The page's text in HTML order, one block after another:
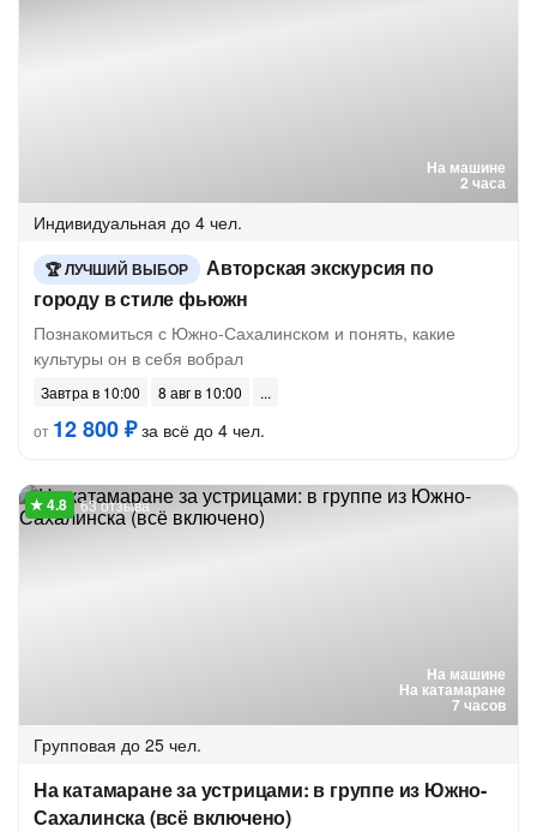
На машине
2 часа
Индивидуальная до 4 чел.
ЛУЧШИЙ ВЫБОР
Авторская экскурсия по
городу в стиле фьюжн
Познакомиться с Южно-Сахалинском и понять, какие
культуры он в себя вобрал
Завтра в 10:00
8 авг в 10:00
от 12 800 ₽за всё до 4 чел.
На машине
На катамаране
7 часов
63 отзыва
Групповая до 25 чел.
На катамаране за устрицами: в группе из Южно-
Сахалинска (всё включено)